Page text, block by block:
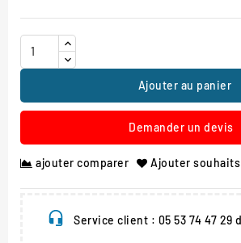
Ajouter au panier
Demander un devis
ajouter comparer Ajouter souhaits
Service client : 05 53 74 47 29